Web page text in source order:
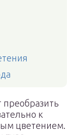
к
цветением.